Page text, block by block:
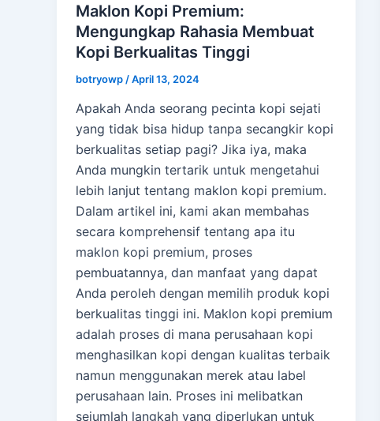
Maklon Kopi Premium:
Mengungkap Rahasia Membuat
Kopi Berkualitas Tinggi
botryowp /April 13, 2024
Apakah Anda seorang pecinta kopi sejati
yang tidak bisa hidup tanpa secangkir kopi
berkualitas setiap pagi? Jika iya, maka
Anda mungkin tertarik untuk mengetahui
lebih lanjut tentang maklon kopi premium.
Dalam artikel ini, kami akan membahas
secara komprehensif tentang apa itu
maklon kopi premium, proses
pembuatannya, dan manfaat yang dapat
Anda peroleh dengan memilih produk kopi
berkualitas tinggi ini. Maklon kopi premium
adalah proses di mana perusahaan kopi
menghasilkan kopi dengan kualitas terbaik
namun menggunakan merek atau label
perusahaan lain. Proses ini melibatkan
sejumlah langkah yang diperlukan untuk